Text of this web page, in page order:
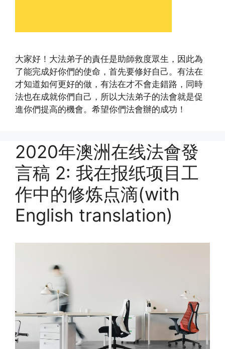
大家好！大法弟子的責任是助師救度眾生，因此為
了能完成好你們的使命，首先要修好自己。有法在
才知道如何更好的做，有法在才不會走錯路，同時
法也在成就你們自己，所以大法弟子的法會就是促
進你們提高的機會。希望你們法會辦的成功！
2020年澳洲在线法會發
言稿 2: 我在报纸项目工
作中的修炼点滴(with
English translation)